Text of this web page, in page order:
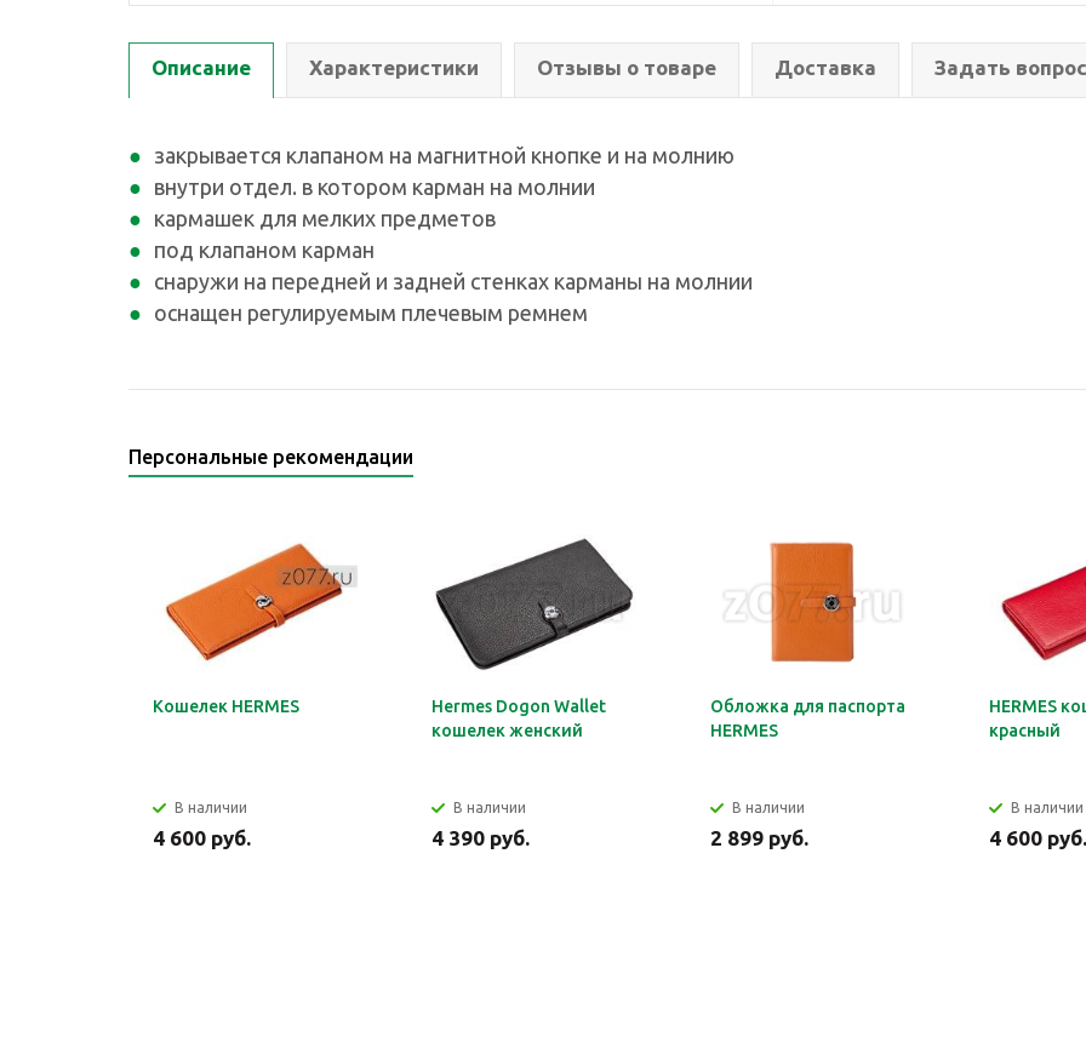
Описание Характеристики Отзывы о товаре Доставка Задать вопрос
закрывается клапаном на магнитной кнопке и на молнию
внутри отдел. в котором карман на молнии
кармашек для мелких предметов
под клапаном карман
снаружи на передней и задней стенках карманы на молнии
оснащен регулируемым плечевым ремнем
Персональные рекомендации
Кошелек HERMES
В наличии
4 600 руб.
Hermes Dogon Wallet
кошелек женский
В наличии
4 390 руб.
Обложка для паспорта
HERMES
В наличии
2 899 руб.
HERMES
красный
В наличии
4 600 руб.